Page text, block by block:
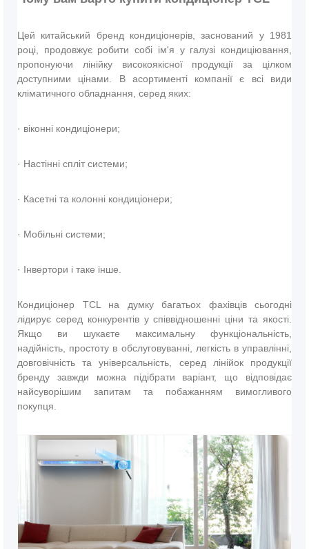
Цей китайський бренд кондиціонерів, заснований у 1981
році, продовжує робити собі ім'я у галузі кондиціювання,
пропонуючи лінійку високоякісної продукції за цілком
доступними цінами. В асортименті компанії є всі види
кліматичного обладнання, серед яких:
· віконні кондиціонери;
· Настінні спліт системи;
· Касетні та колонні кондиціонери;
· Мобільні системи;
· Інвертори і таке інше.
Кондиціонер TCL на думку багатьох фахівців сьогодні
лідирує серед конкурентів у співвідношенні ціни та якості.
Якщо ви шукаєте максимальну функціональність,
надійність, простоту в обслуговуванні, легкість в управлінні,
довговічність та універсальність, серед лінійок продукції
бренду завжди можна підібрати варіант, що відповідає
найсуворішим запитам та побажанням вимогливого
покупця.